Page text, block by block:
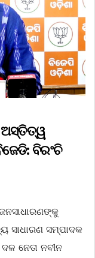
ଅସ୍ତିତ୍ୱ
ବିରଂଚି
ସାଧାରଣ ସମ୍ପାଦକ
ନେତା ନବୀନ